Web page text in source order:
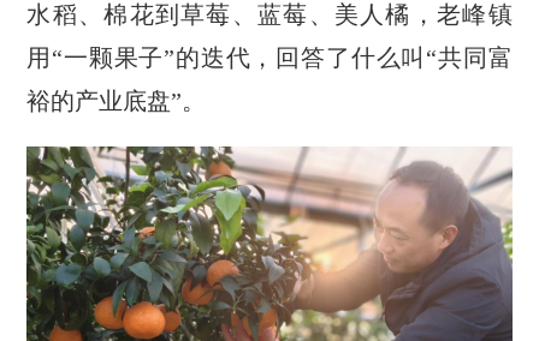
水稻、棉花到草莓、蓝莓、美人橘，老峰镇
用“一颗果子”的迭代，回答了什么叫“共同富
裕的产业底盘”。